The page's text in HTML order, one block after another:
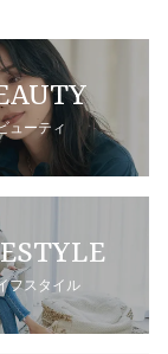
ューティ
フスタイル